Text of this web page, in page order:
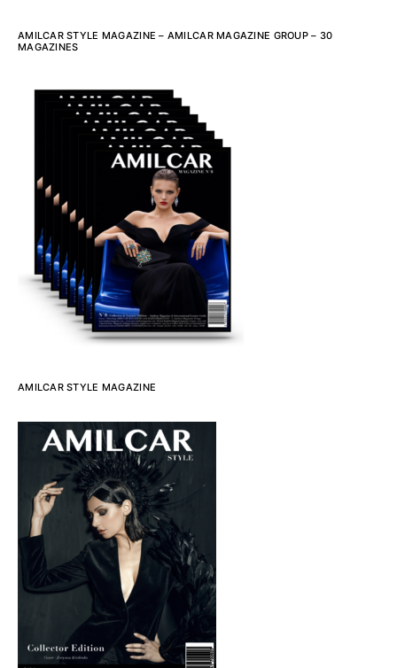
AMILCAR STYLE MAGAZINE – AMILCAR MAGAZINE GROUP – 30
MAGAZINES
AMILCAR STYLE MAGAZINE